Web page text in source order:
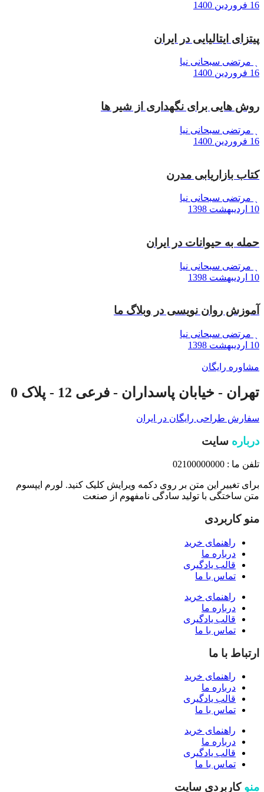
16 فروردین 1400
پیتزای ایتالیایی در ایران
مرتضی سبحانی نیا
16 فروردین 1400
روش هایی برای نگهداری از شیر ها
مرتضی سبحانی نیا
16 فروردین 1400
کتاب بازاریابی مدرن
مرتضی سبحانی نیا
10 اردیبهشت 1398
حمله به حیوانات در ایران
مرتضی سبحانی نیا
10 اردیبهشت 1398
آموزش روان نویسی در وبلاگ ما
مرتضی سبحانی نیا
10 اردیبهشت 1398
مشاوره رایگان
تهران - خیابان پاسداران - فرعی 12 - پلاک 0
سفارش طراحی رایگان در ایران
درباره سایت
تلفن ما : 02100000000
برای تغییر این متن بر روی دکمه ویرایش کلیک کنید. لورم ایپسوم
متن ساختگی با تولید سادگی نامفهوم از صنعت
منو کاربردی
راهنمای خرید
درباره ما
قالب یادگیری
تماس با ما
راهنمای خرید
درباره ما
قالب یادگیری
تماس با ما
ارتباط با ما
راهنمای خرید
درباره ما
قالب یادگیری
تماس با ما
راهنمای خرید
درباره ما
قالب یادگیری
تماس با ما
منو کاربردی سایت